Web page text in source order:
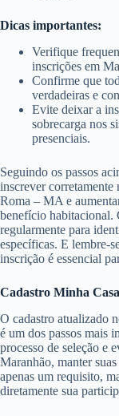
Dicas importantes:
Verifique
inscrições em
Confirme que
verdadeiras e
Evite deixar a
sobrecarga nos
presenciais.
Seguindo os passos
inscrever
Roma – MA e
benefício habitacional.
regularmente para
específicas. E lembre-
inscrição é essencial
Cadastro Minha
O cadastro atualizado
é um dos passos mais
processo de seleção e
Maranhão, manter
apenas um requisito,
diretamente sua